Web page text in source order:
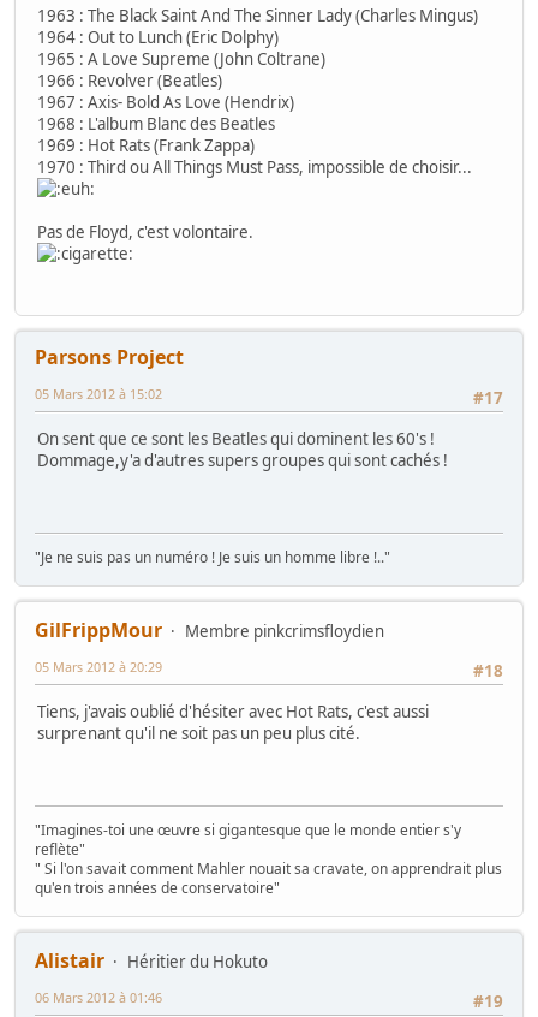
1963 : The Black Saint And The Sinner Lady (Charles Mingus)
1964 : Out to Lunch (Eric Dolphy)
1965 : A Love Supreme (John Coltrane)
1966 : Revolver (Beatles)
1967 : Axis- Bold As Love (Hendrix)
1968 : L'album Blanc des Beatles
1969 : Hot Rats (Frank Zappa)
1970 : Third ou All Things Must Pass, impossible de choisir...
Pas de Floyd, c'est volontaire.
Parsons Project
#17
05 Mars 2012 à 15:02
On sent que ce sont les Beatles qui dominent les 60's !
Dommage,y'a d'autres supers groupes qui sont cachés !
"Je ne suis pas un numéro ! Je suis un homme libre !.."
GilFrippMour
Membre pinkcrimsfloydien
#18
05 Mars 2012 à 20:29
Tiens, j'avais oublié d'hésiter avec Hot Rats, c'est aussi
surprenant qu'il ne soit pas un peu plus cité.
"Imagines-toi une œuvre si gigantesque que le monde entier s'y
reflète"
" Si l'on savait comment Mahler nouait sa cravate, on apprendrait plus
qu'en trois années de conservatoire"
Alistair
Héritier du Hokuto
#19
06 Mars 2012 à 01:46